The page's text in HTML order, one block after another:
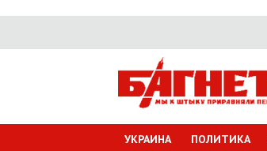
УКРАИНА ПОЛИТИКА